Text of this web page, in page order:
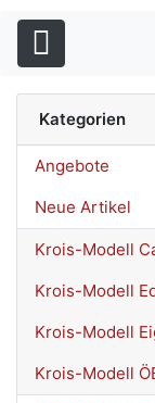
Kategorien
Angebote
Neue Artikel
Krois-Modell
Krois-Modell
Krois-Modell
Krois-Modell